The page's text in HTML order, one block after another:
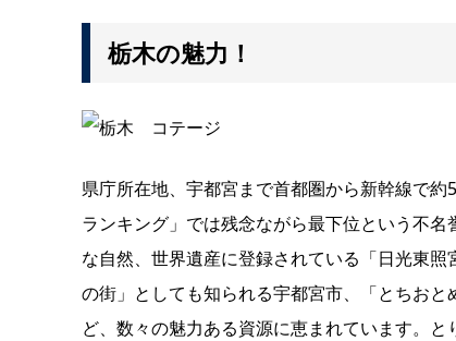
栃木の魅力！
県庁所在地、宇都宮まで首都圏から新幹線で
ランキング」では残念ながら最下位という不
な自然、世界遺産に登録されている「日光東照
の街」としても知られる宇都宮市、「とちお
ど、数々の魅力ある資源に恵まれています。